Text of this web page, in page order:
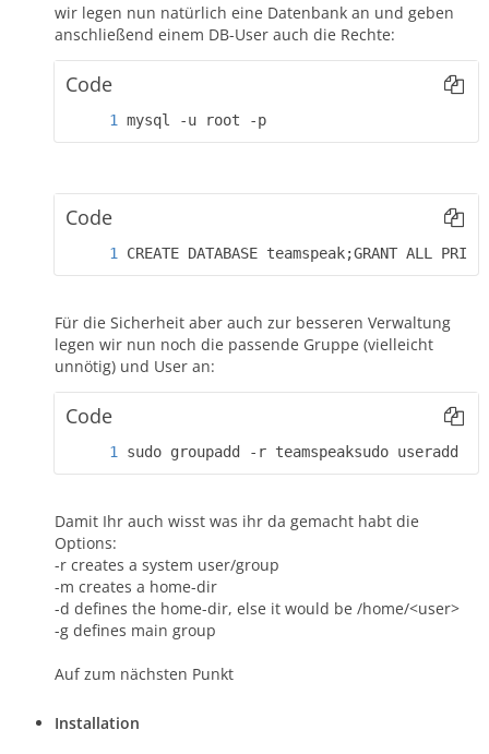
wir legen nun natürlich eine Datenbank an und geben
anschließend einem DB-User auch die Rechte:
Code
mysql -u root -p
Code
CREATE DATABASE teamspeak;GRANT ALL
Für die Sicherheit aber auch zur besseren Verwaltung
legen wir nun noch die passende Gruppe (vielleicht
unnötig) und User an:
Code
sudo groupadd -r teamspeaksudo useradd
Damit Ihr auch wisst was ihr da gemacht habt die
Options:
-r creates a system user/group
-m creates a home-dir
-d defines the home-dir, else it would be /home/<user>
-g defines main group
Auf zum nächsten Punkt
Installation